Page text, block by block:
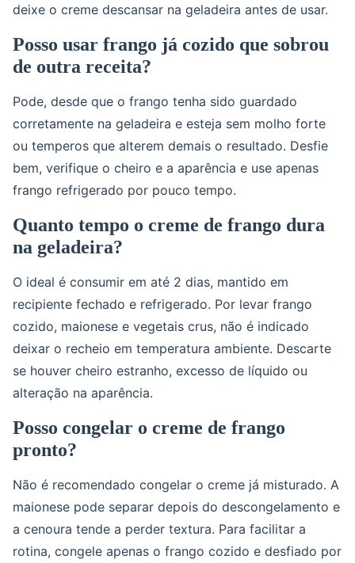
deixe o creme descansar na geladeira antes de usar.
Posso usar frango já cozido que sobrou
de outra receita?
Pode, desde que o frango tenha sido guardado
corretamente na geladeira e esteja sem molho forte
ou temperos que alterem demais o resultado. Desfie
bem, verifique o cheiro e a aparência e use apenas
frango refrigerado por pouco tempo.
Quanto tempo o creme de frango dura
na geladeira?
O ideal é consumir em até 2 dias, mantido em
recipiente fechado e refrigerado. Por levar frango
cozido, maionese e vegetais crus, não é indicado
deixar o recheio em temperatura ambiente. Descarte
se houver cheiro estranho, excesso de líquido ou
alteração na aparência.
Posso congelar o creme de frango
pronto?
Não é recomendado congelar o creme já misturado. A
maionese pode separar depois do descongelamento e
a cenoura tende a perder textura. Para facilitar a
rotina, congele apenas o frango cozido e desfiado por